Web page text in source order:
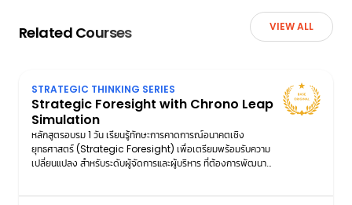
Related Courses VIEW ALL
STRATEGIC THINKING SERIES
Strategic Foresight with Chrono Leap
Simulation
หลักสูตรอบรม 1 วัน เรียนรู้ทักษะการคาดการณ์อนาคตเชิง
ยุทธศาสตร์ (Strategic Foresight) เพื่อเตรียมพร้อมรับความ
เปลี่ยนแปลง สำหรับระดับผู้จัดการและผู้บริหาร ที่ต้องการพัฒนา